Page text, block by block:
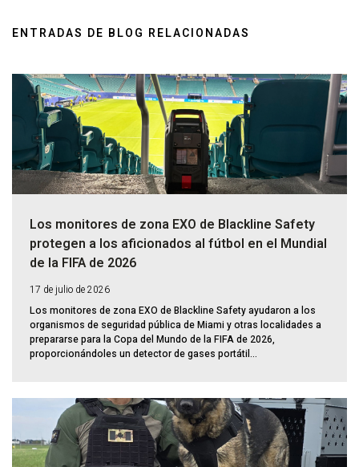
ENTRADAS DE BLOG RELACIONADAS
Los monitores de zona EXO de Blackline Safety
protegen a los aficionados al fútbol en el Mundial
de la FIFA de 2026
17 de julio de 2026
Los monitores de zona EXO de Blackline Safety ayudaron a los
organismos de seguridad pública de Miami y otras localidades a
prepararse para la Copa del Mundo de la FIFA de 2026,
proporcionándoles un detector de gases portátil...